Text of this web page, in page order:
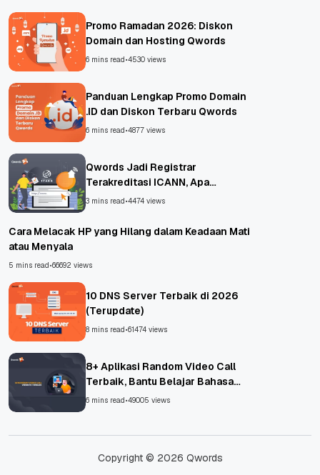
Promo Ramadan 2026: Diskon
Domain dan Hosting Qwords
6 mins read•4530 views
Panduan Lengkap Promo Domain
.ID dan Diskon Terbaru Qwords
6 mins read•4877 views
Qwords Jadi Registrar
Terakreditasi ICANN, Apa
Untungnya?
3 mins read•4474 views
Cara Melacak HP yang Hilang dalam Keadaan Mati
atau Menyala
5 mins read•66692 views
10 DNS Server Terbaik di 2026
(Terupdate)
8 mins read•61474 views
8+ Aplikasi Random Video Call
Terbaik, Bantu Belajar Bahasa
Asing!
6 mins read•49005 views
Copyright © 2026 Qwords